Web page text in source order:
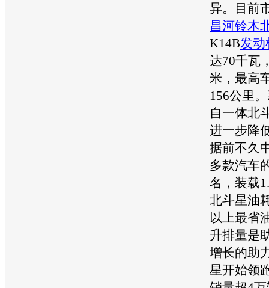
异。目前
昌河铃木
K14B发动
达70千瓦
米，最高
156公里
自一体北
进一步降
据前不久
多款汽车
名，装载
北斗星油
以上最省
升排量是
增长的助
星开始领